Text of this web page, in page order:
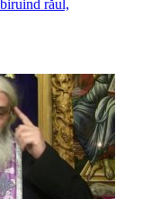
răul,